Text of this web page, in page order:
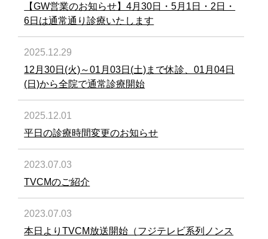
【GW営業のお知らせ】4月30日・5月1日・2日・
6日は通常通り診療いたします
2025.12.29
12月30日(火)～01月03日(土)まで休診、01月04日
(日)から全院で通常診療開始
2025.12.01
平日の診療時間変更のお知らせ
2023.07.03
TVCMのご紹介
2023.07.03
本日よりTVCM放送開始（フジテレビ系列ノンス